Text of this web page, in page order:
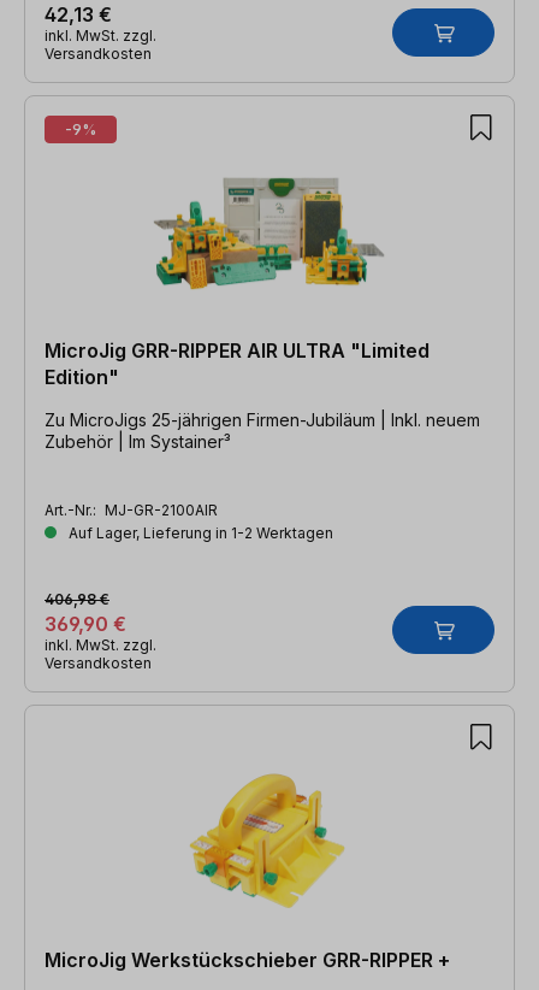
42,13 €
inkl. MwSt. zzgl.
Versandkosten
-9%
MicroJig GRR-RIPPER AIR ULTRA "Limited
Edition"
Zu MicroJigs 25-jährigen Firmen-Jubiläum | Inkl. neuem
Zubehör | Im Systainer³
Art.-Nr.: MJ-GR-2100AIR
Auf Lager, Lieferung in 1-2 Werktagen
369,90 €
406,98 €
inkl. MwSt. zzgl.
Versandkosten
MicroJig Werkstückschieber GRR-RIPPER +